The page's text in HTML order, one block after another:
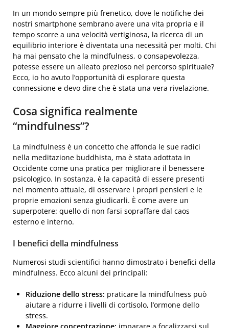
In un mondo sempre più frenetico, dove le notifiche dei
nostri smartphone sembrano avere una vita propria e il
tempo scorre a una velocità vertiginosa, la ricerca di un
equilibrio interiore è diventata una necessità per molti. Chi
ha mai pensato che la mindfulness, o consapevolezza,
potesse essere un alleato prezioso nel percorso spirituale?
Ecco, io ho avuto l’opportunità di esplorare questa
connessione e devo dire che è stata una vera rivelazione.
Cosa significa realmente
“mindfulness”?
La mindfulness è un concetto che affonda le sue radici
nella meditazione buddhista, ma è stata adottata in
Occidente come una pratica per migliorare il benessere
psicologico. In sostanza, è la capacità di essere presenti
nel momento attuale, di osservare i propri pensieri e le
proprie emozioni senza giudicarli. È come avere un
superpotere: quello di non farsi sopraffare dal caos
esterno e interno.
I benefici della mindfulness
Numerosi studi scientifici hanno dimostrato i benefici della
mindfulness. Ecco alcuni dei principali:
Riduzione dello stress: praticare la mindfulness può
aiutare a ridurre i livelli di cortisolo, l’ormone dello
stress.